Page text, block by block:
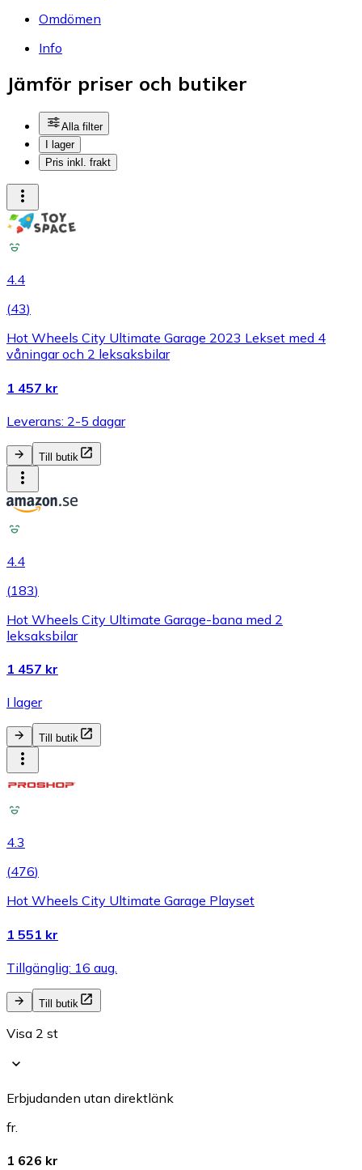
Omdömen
Info
Jämför priser och butiker
Alla filter
I lager
Pris inkl. frakt
4.4
(43)
Hot Wheels City Ultimate Garage 2023 Lekset med 4
våningar och 2 leksaksbilar
1 457 kr
Leverans: 2-5 dagar
Till butik
4.4
(183)
Hot Wheels City Ultimate Garage-bana med 2
leksaksbilar
1 457 kr
I lager
Till butik
4.3
(476)
Hot Wheels City Ultimate Garage Playset
1 551 kr
Tillgänglig: 16 aug.
Till butik
Visa 2 st
Erbjudanden utan direktlänk
fr.
1 626 kr